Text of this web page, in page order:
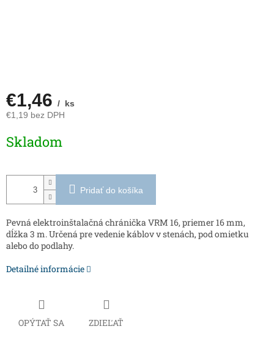
€1,46 / ks
€1,19 bez DPH
cena:
Skladom
Pridať do košíka
Pevná elektroinštalačná chránička VRM 16, priemer 16 mm,
dĺžka 3 m. Určená pre vedenie káblov v stenách, pod omietku
alebo do podlahy.
Detailné informácie
OPÝTAŤ SA ZDIEĽAŤ